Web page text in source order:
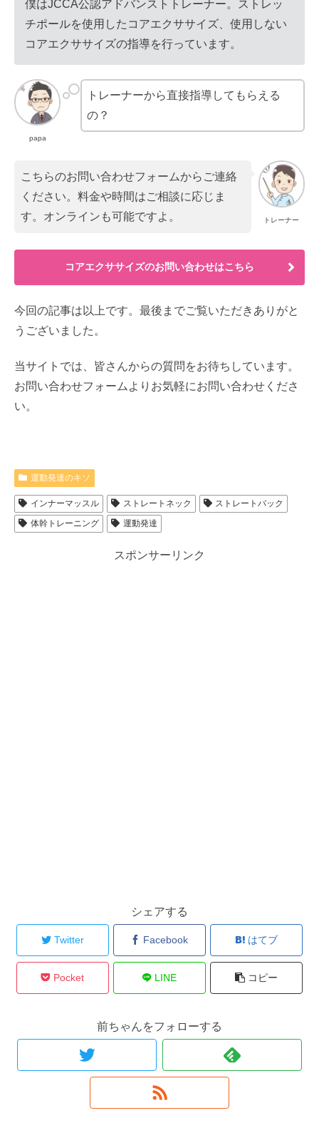
僕はJCCA公認アドバンストトレーナー。ストレッ
チポールを使用したコアエクササイズ、使用しない
コアエクササイズの指導を行っています。
papa
トレーナーから直接指導してもらえる
の？
トレーナー
こちらのお問い合わせフォームからご連絡
ください。料金や時間はご相談に応じま
す。オンラインも可能ですよ。
コアエクササイズのお問い合わせはこちら
今回の記事は以上です。最後までご覧いただきありがと
うございました。
当サイトでは、皆さんからの質問をお待ちしています。
お問い合わせフォームよりお気軽にお問い合わせくださ
い。
運動発達のキソ
インナーマッスル ストレートネック
ストレートバック
体幹トレーニング
運動発達
スポンサーリンク
シェアする
Twitter Facebook はてブ
Pocket LINE コピー
前ちゃんをフォローする